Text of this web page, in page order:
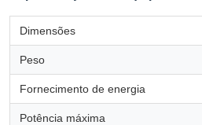
Dimensões
Peso
Fornecimento de energia
Potência máxima